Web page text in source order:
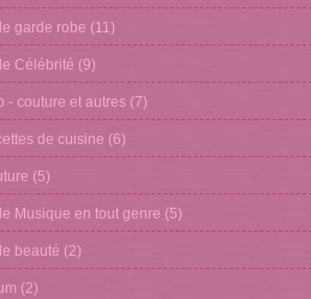
garde robe (11)
Célébrité (9)
- couture et autres (7)
de cuisine (6)
(5)
Musique en tout genre (5)
beauté (2)
(2)